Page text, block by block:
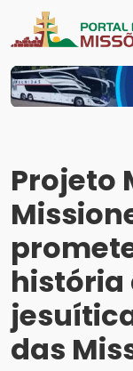
Projeto
história
das